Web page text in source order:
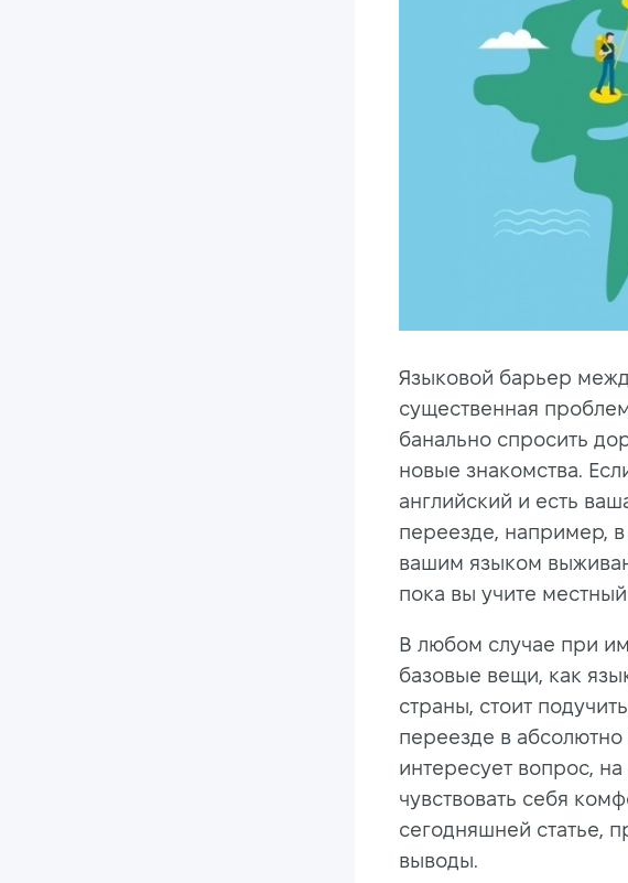
Языковой барьер
существенная
банально спросить
новые знакомства.
английский и есть
переезде, например,
вашим языком
пока вы учите
В любом случае при
базовые вещи, как
страны, стоит
переезде в
интересует вопрос,
чувствовать себя
сегодняшней статье,
выводы.